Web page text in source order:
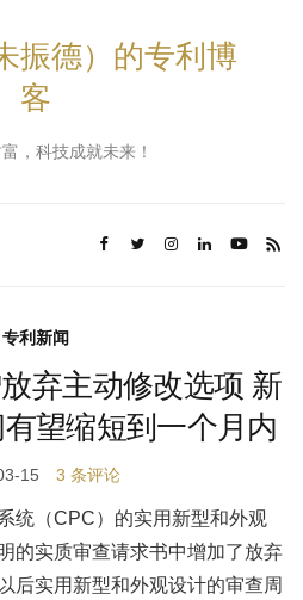
振德）的专利博
客
，科技成就未来！
专利新闻
弃主动修改选项 新
望缩短到一个月内
15 3 条评论
统（CPC）的实用新型和外观
的实质审查请求书中增加了放弃
后实用新型和外观设计的审查周